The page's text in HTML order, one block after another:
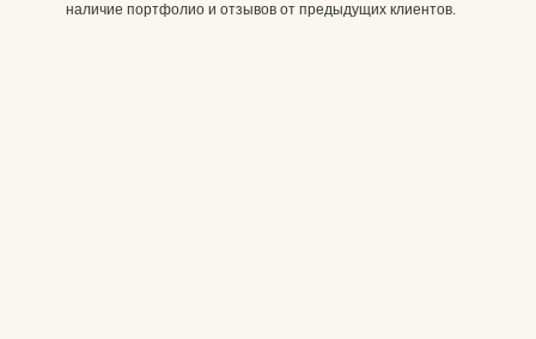
наличие портфолио и отзывов от предыдущих клиентов.